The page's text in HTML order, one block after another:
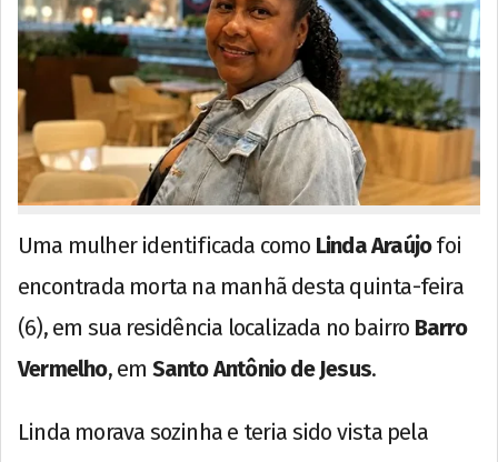
Uma mulher identificada como Linda Araújofoi
encontrada morta na manhã desta quinta-feira
(6), em sua residência localizada no bairro Barro
Vermelho, em Santo Antônio de Jesus.
Linda morava sozinha e teria sido vista pela